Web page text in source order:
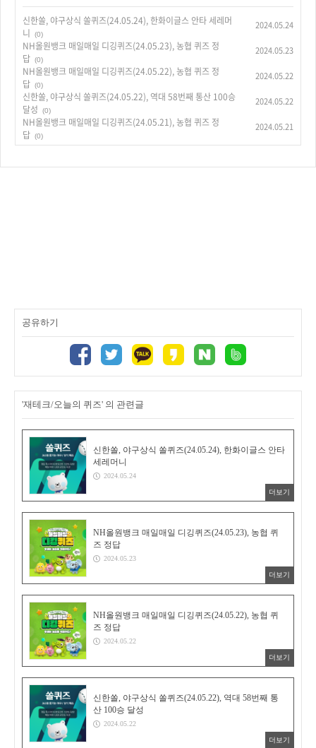
신한쏠, 야구상식 쏠퀴즈(24.05.24), 한화이글스 안타 세레머
니
(0)
2024.05.24
NH올원뱅크 매일매일 디깅퀴즈(24.05.23), 농협 퀴즈 정
답 (0)
2024.05.23
NH올원뱅크 매일매일 디깅퀴즈(24.05.22), 농협 퀴즈 정
답 (0)
2024.05.22
신한쏠, 야구상식 쏠퀴즈(24.05.22), 역대 58번째 통산 100승
달성
(0)
2024.05.22
NH올원뱅크 매일매일 디깅퀴즈(24.05.21), 농협 퀴즈 정
답 (0)
2024.05.21
공유하기
'재테크/오늘의 퀴즈' 의 관련글
신한쏠, 야구상식 쏠퀴즈(24.05.24), 한화이글스 안타
세레머니
2024.05.24
더보기
NH올원뱅크 매일매일 디깅퀴즈(24.05.23), 농협 퀴
즈 정답
2024.05.23
더보기
NH올원뱅크 매일매일 디깅퀴즈(24.05.22), 농협 퀴
즈 정답
2024.05.22
더보기
신한쏠, 야구상식 쏠퀴즈(24.05.22), 역대 58번째 통
산 100승 달성
2024.05.22
더보기